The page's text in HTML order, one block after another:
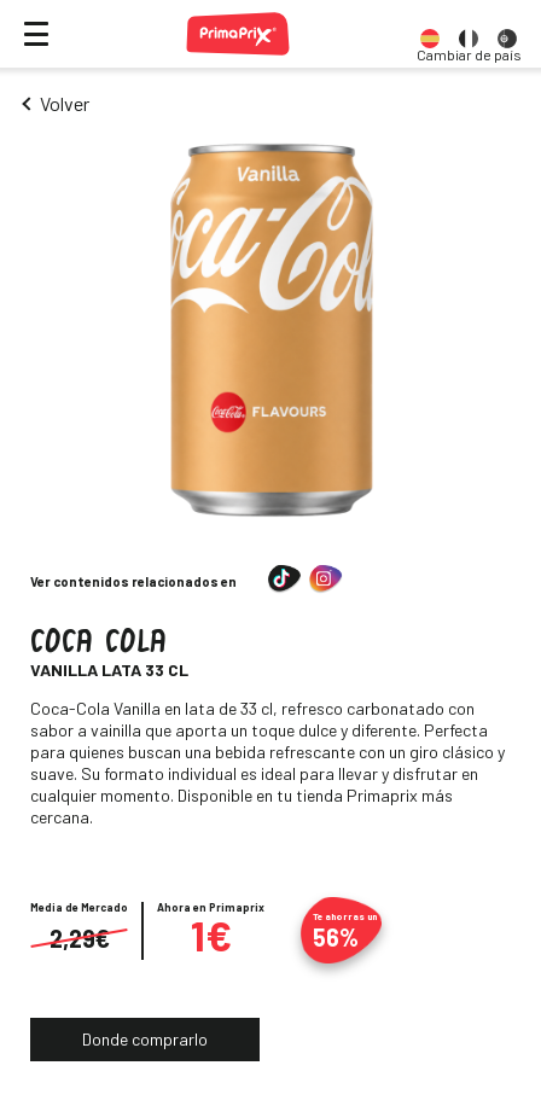
Cambiar de país
Volver
Ver contenidos relacionados en
COCA COLA
VANILLA LATA 33 CL
Descripción
Coca-Cola Vanilla en lata de 33 cl, refresco carbonatado con
sabor a vainilla que aporta un toque dulce y diferente. Perfecta
para quienes buscan una bebida refrescante con un giro clásico y
suave. Su formato individual es ideal para llevar y disfrutar en
cualquier momento. Disponible en tu tienda Primaprix más
cercana.
Precio
Media de Mercado
2,29€
Ahora en Primaprix
1€ Te ahorras un
56%
Donde comprarlo